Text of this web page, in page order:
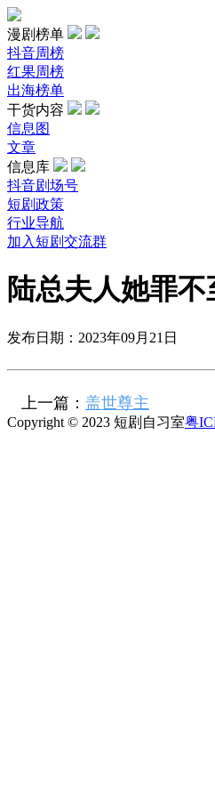
漫剧榜单
抖音周榜
红果周榜
出海榜单
干货内容
信息图
文章
信息库
抖音剧场号
短剧政策
行业导航
加入短剧交流群
陆总夫人她罪不
发布日期：2023年09月21日
上一篇： 盖世尊主
Copyright © 2023 短剧自习室粤